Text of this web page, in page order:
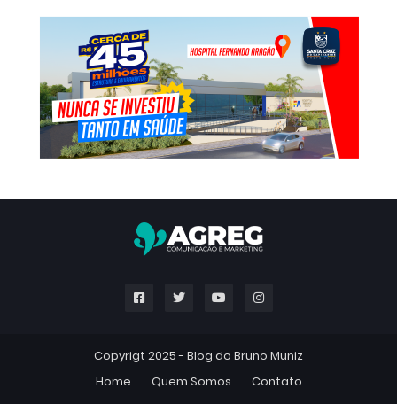
Copyrigt 2025 - Blog do Bruno Muniz
Home
Quem Somos Contato